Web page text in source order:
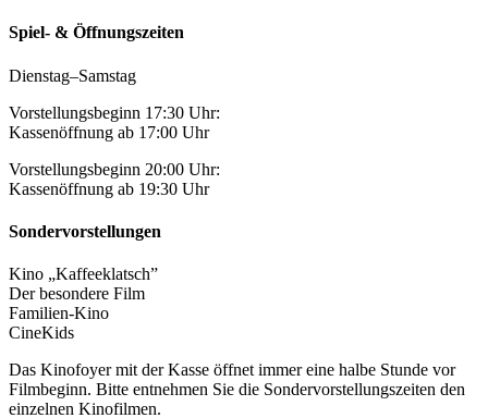
Spiel- & Öffnungszeiten
Dienstag–Samstag
Vorstellungsbeginn 17:30 Uhr:
Kassenöffnung ab 17:00 Uhr
Vorstellungsbeginn 20:00 Uhr:
Kassenöffnung ab 19:30 Uhr
Sondervorstellungen
Kino „Kaffeeklatsch”
Der besondere Film
Familien-Kino
CineKids
Das Kinofoyer mit der Kasse öffnet immer eine halbe Stunde vor
Filmbeginn. Bitte entnehmen Sie die Sondervorstellungszeiten den
einzelnen Kinofilmen.